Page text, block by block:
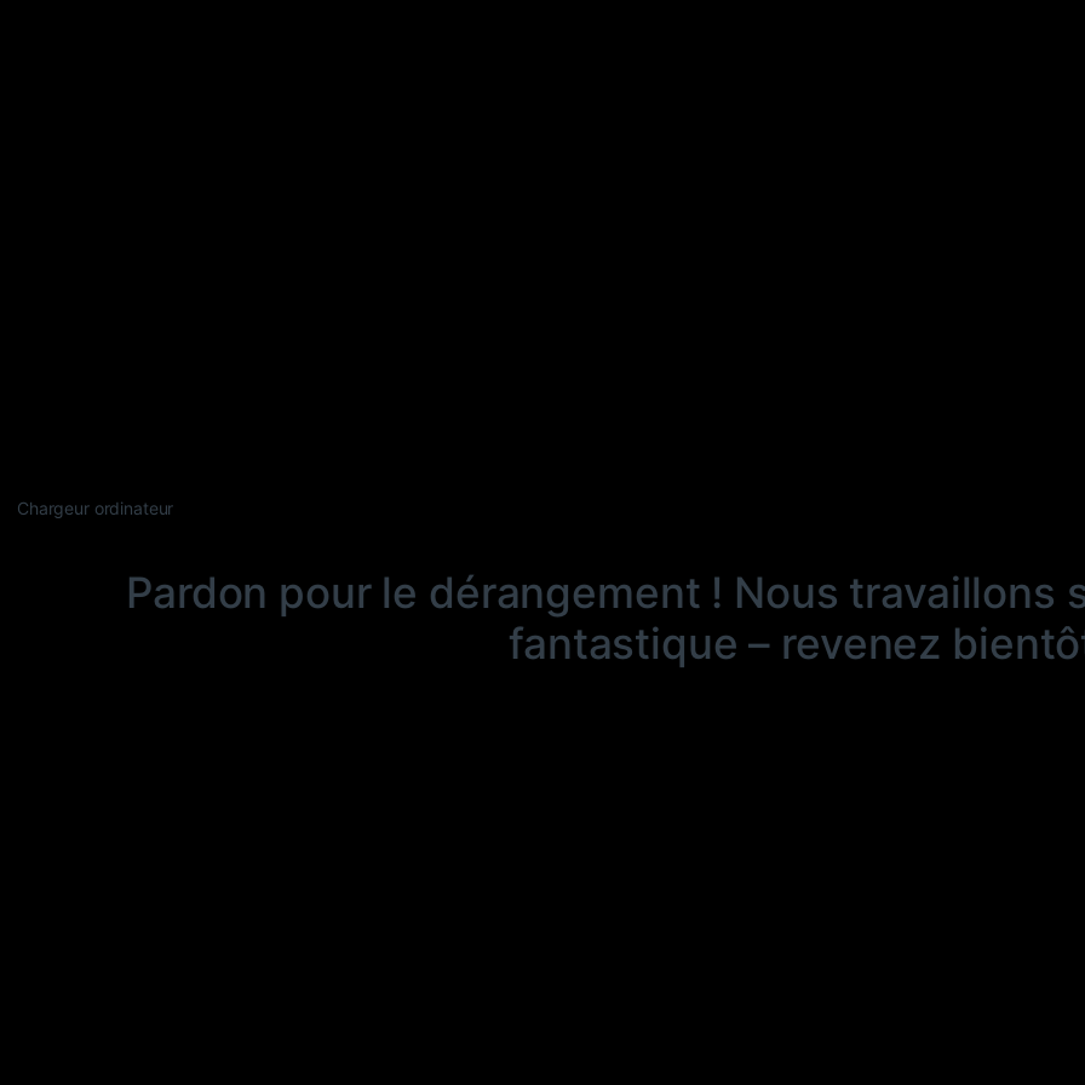
Chargeur ordinateur
Pardon pour le dérangement ! Nous travaillons
fantastique – revenez